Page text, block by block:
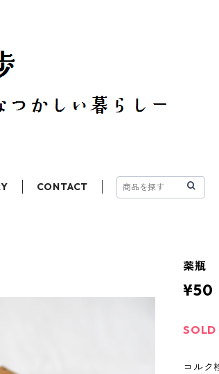
CONTACT
薬瓶
¥50
SOLD
コルク